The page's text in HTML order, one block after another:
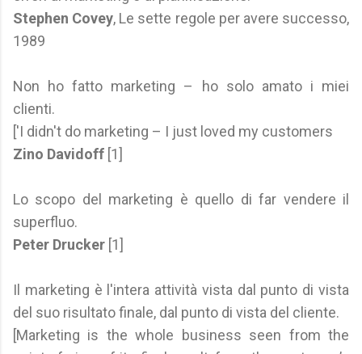
Stephen Covey, Le sette regole per avere successo,
1989
Non ho fatto marketing – ho solo amato i miei
clienti.
['I didn't do marketing – I just loved my customers
Zino Davidoff [1]
Lo scopo del marketing è quello di far vendere il
superfluo.
Peter Drucker [1]
Il marketing è l'intera attività vista dal punto di vista
del suo risultato finale, dal punto di vista del cliente.
[Marketing is the whole business seen from the